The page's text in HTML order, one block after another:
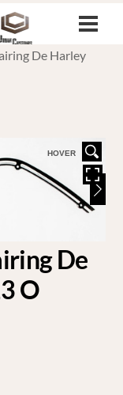
De Harley
HOVER
De
O